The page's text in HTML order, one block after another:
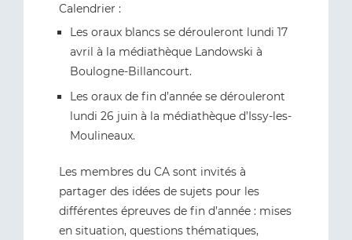
Calendrier :
Les oraux blancs se dérouleront lundi 17
avril à la médiathèque Landowski à
Boulogne-Billancourt.
Les oraux de fin d’année se dérouleront
lundi 26 juin à la médiathèque d’Issy-les-
Moulineaux.
Les membres du CA sont invités à
partager des idées de sujets pour les
différentes épreuves de fin d’année : mises
en situation, questions thématiques,